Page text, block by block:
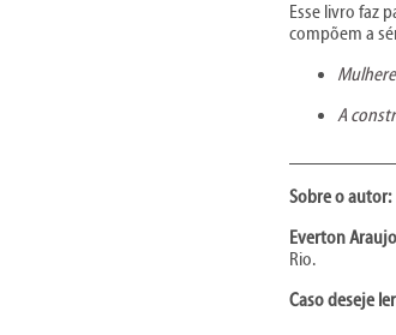
Esse livro faz
compõem a
A
Sobre o autor:
Everton
Rio.
Caso deseje